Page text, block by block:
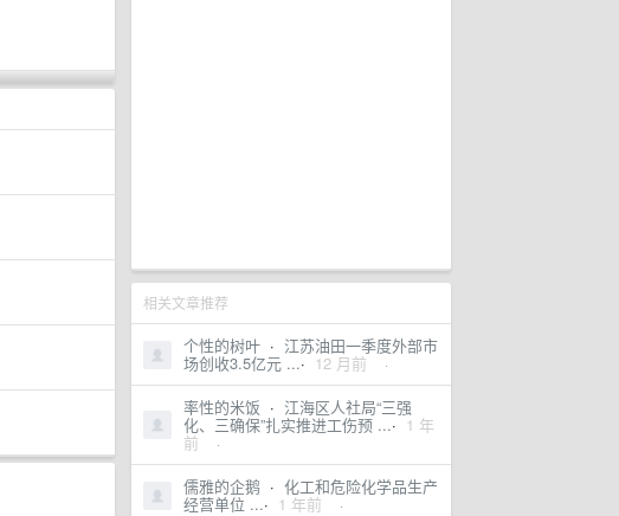
相关文章推荐
个性的树叶 · 江苏油田一季度外部市
场创收3.5亿元 ...· 12 月前 ·
率性的米饭 · 江海区人社局“三强
化、三确保”扎实推进工伤预 ...· 1 年
前 ·
儒雅的企鹅 · 化工和危险化学品生产
经营单位 ...· 1 年前 ·